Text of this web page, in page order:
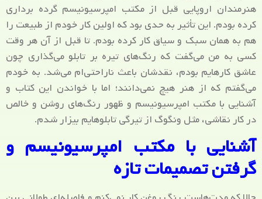
هنرمندان اروپایی قبل از مکتب امپرسیونیسم گرده برداری
کرده بودم. این تأثیر به حدی بود که اولین کار خودم از طبیعت را
هم به همان سبک و سیاق کار کرده بودم. تا قبل از آن هر وقت
کسی به من می‌گفت که رنگ‌های تیره بر تابلو می‌گذاری چون
عاشق کارهایم بودم، نقدشان باعث ناراحتی‌ام می‌شد. به خودم
می‌گفتم که از هنر هیچ نمی‌دانند؛ اما با خواندن این کتاب و
آشنایی با مکتب امپرسیونیسم و ظهور رنگ‌های روشن و خالص
در کار نقاشی، مثل ونگوگ از تیرگی تابلوهایم بیزار شدم.
آشنایی با مکتب امپرسیونیسم و
گرفتن تصمیمات تازه